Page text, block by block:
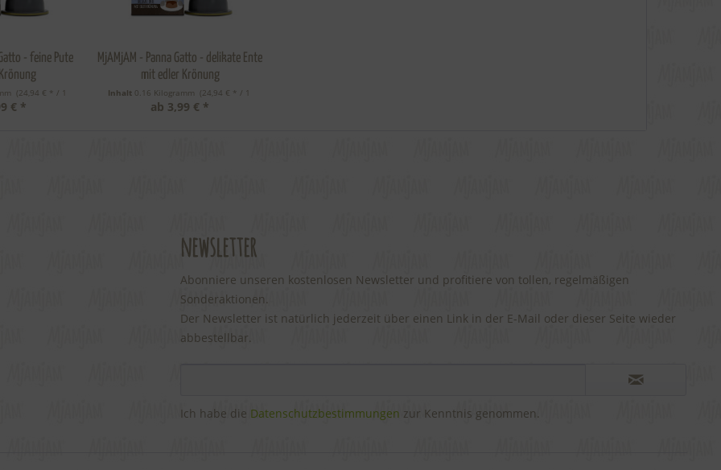
- feine Pute
(24,94 € * / 1
€ *
MjAMjAM - Panna Gatto - delikate Ente
mit edler Krönung
Inhalt 0.16 Kilogramm (24,94 € * / 1
Kilogramm)
ab 3,99 € *
newsletter
Abonniere unseren kostenlosen Newsletter und profitiere von tollen, regelmäßigen
Sonderaktionen.
Der Newsletter ist natürlich jederzeit über einen Link in der E-Mail oder dieser Seite wieder
abbestellbar.
Ich habe die Datenschutzbestimmungen zur Kenntnis genommen.